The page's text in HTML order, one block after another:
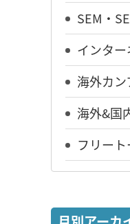
SEM・
インタ
海外カ
海外&国
フリート